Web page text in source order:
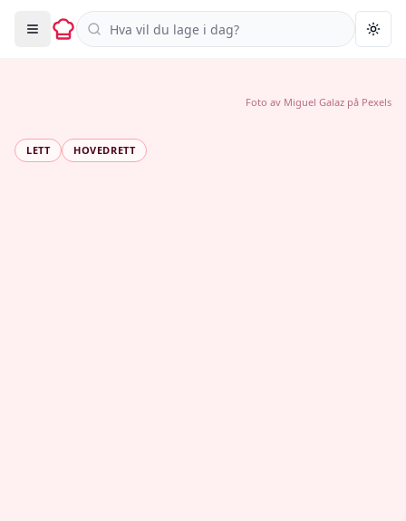
Søk i oppskrifter
LETT HOVEDRETT
Foto av Miguel Galaz på Pexels